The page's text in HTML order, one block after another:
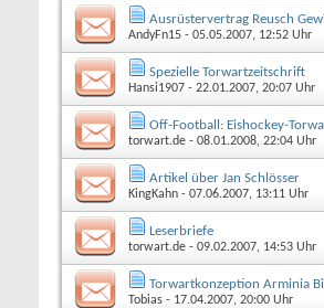
Ausrüstervertrag Reusch
AndyFn15 - 05.05.2007, 12:52 Uhr
Spezielle Torwartzeitschrift
Hansi1907 - 22.01.2007, 20:07 Uhr
Off-Football: Eishockey-
torwart.de - 08.01.2008, 22:04 Uhr
Artikel über Jan Schlösser
KingKahn - 07.06.2007, 13:11 Uhr
Leserbriefe
torwart.de - 09.02.2007, 14:53 Uhr
Torwartkonzeption Arminia
Tobias - 17.04.2007, 20:00 Uhr